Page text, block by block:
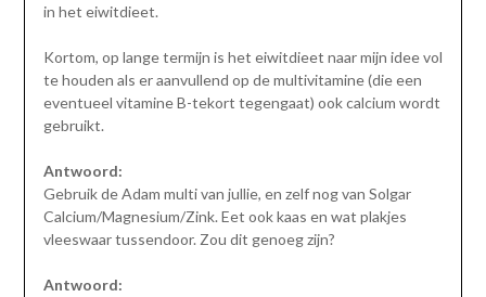
in het eiwitdieet.
Kortom, op lange termijn is het eiwitdieet naar mijn idee vol
te houden als er aanvullend op de multivitamine (die een
eventueel vitamine B-tekort tegengaat) ook calcium wordt
gebruikt.
Antwoord:
Gebruik de Adam multi van jullie, en zelf nog van Solgar
Calcium/Magnesium/Zink. Eet ook kaas en wat plakjes
vleeswaar tussendoor. Zou dit genoeg zijn?
Antwoord: